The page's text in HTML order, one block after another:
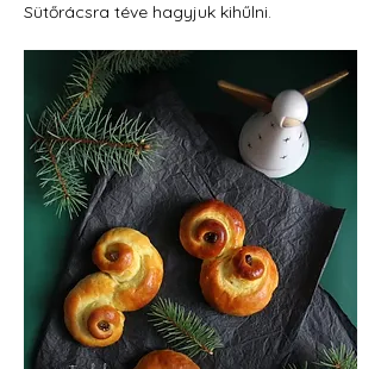
Sütőrácsra téve hagyjuk kihűlni.